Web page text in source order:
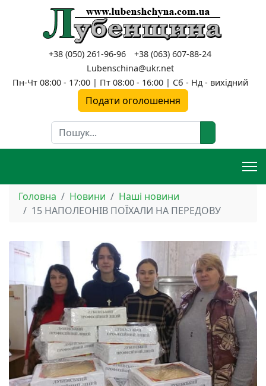
+38 (050) 261-96-96
+38 (063) 607-88-24
Lubenschina@ukr.net
Пн-Чт 08:00 - 17:00 | Пт 08:00 - 16:00 | Сб - Нд - вихідний
Подати оголошення
Пошук
Головна Новини
Наші новини
15 НАПОЛЕОНІВ ПОЇХАЛИ НА ПЕРЕДОВУ